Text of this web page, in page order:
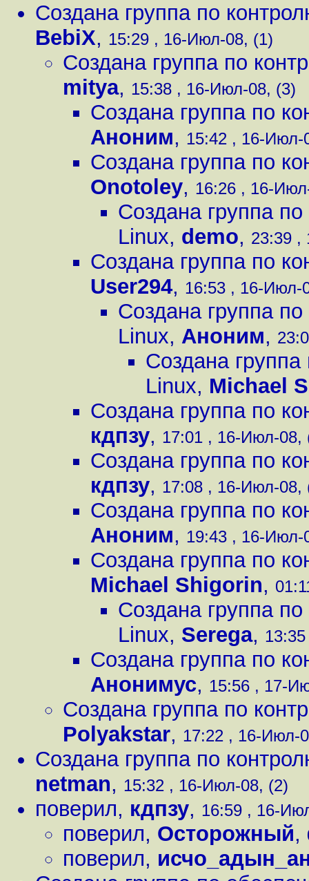
Создана группа по
BebiX, 15:29 , 16-Июл-08, (1)
Создана группа по
mitya, 15:38 , 16-Июл-08, (3)
Создана группа по
Аноним, 15:42 , 16-Июл-
Создана группа по
Onotoley, 16:26 , 16-
Создана группа
Linux, demo, 23:39 ,
Создана группа по
User294, 16:53 , 16-Июл-
Создана группа
Linux, Аноним,
Создана
Linux, Michael
Создана группа по
кдпзу, 17:01 , 16-Июл-08,
Создана группа по
кдпзу, 17:08 , 16-Июл-08,
Создана группа по
Аноним, 19:43 , 16-Июл-
Создана группа по
Michael Shigorin,
Создана группа
Linux, Serega,
Создана группа по
Анонимус, 15:56 , 17-
Создана группа по
Polyakstar, 17:22 , 16-Июл-
Создана группа по
netman, 15:32 , 16-Июл-08, (2)
поверил, кдпзу, 16:59 , 16-
поверил, Осторожный,
поверил,